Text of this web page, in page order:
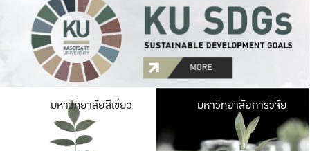
มหาวิทยาลัยสีเขียว มหาวิ
มีพื้นที่เขียวสดใส
เป็นป่าในเมือง เกษต
มหาวิทยาลัยการวิจัย